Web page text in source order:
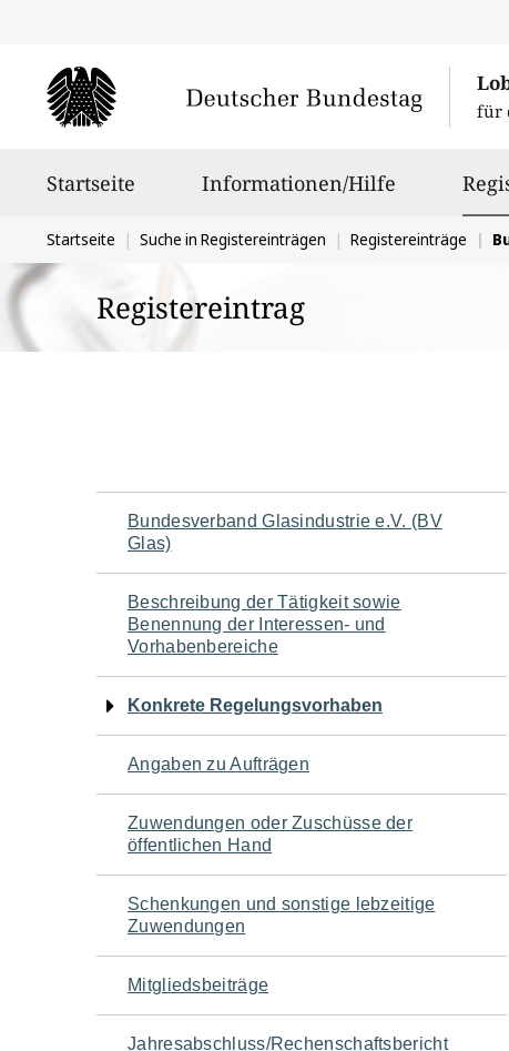
für
Startseite Informationen/Hilfe
Sie
befinden
sich
hier:
Startseite Suche in Registereinträgen Registereinträge
Registereintrag
Navigation
für
den
Seiteninhalt
Bundesverband Glasindustrie e.V. (BV
Glas)
Beschreibung der Tätigkeit sowie
Benennung der Interessen- und
Vorhabenbereiche
Konkrete Regelungsvorhaben
Angaben zu Aufträgen
Zuwendungen oder Zuschüsse der
öffentlichen Hand
Schenkungen und sonstige lebzeitige
Zuwendungen
Mitgliedsbeiträge
Jahresabschluss/Rechenschaftsbericht